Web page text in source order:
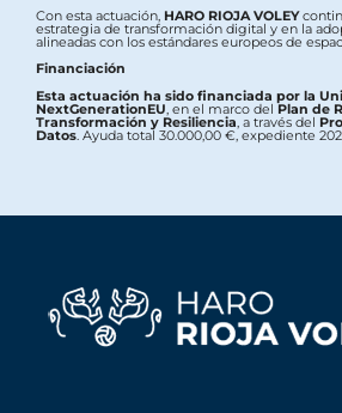
Con esta actuación, HARO RIOJA VOLEY
estrategia de transformación digital y en la
alineadas con los estándares europeos de
Financiación
Esta actuación ha sido financiada por la
NextGenerationEU , en el marco delPlan de
Transformación y Resiliencia , a través del
Datos . Ayuda total 30.000,00 €, expediente